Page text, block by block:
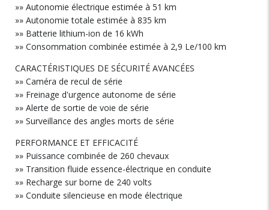
»» Autonomie électrique estimée à 51 km
»» Autonomie totale estimée à 835 km
»» Batterie lithium-ion de 16 kWh
»» Consommation combinée estimée à 2,9 Le/100 km
CARACTÉRISTIQUES DE SÉCURITÉ AVANCÉES
»» Caméra de recul de série
»» Freinage d'urgence autonome de série
»» Alerte de sortie de voie de série
»» Surveillance des angles morts de série
PERFORMANCE ET EFFICACITÉ
»» Puissance combinée de 260 chevaux
»» Transition fluide essence-électrique en conduite
»» Recharge sur borne de 240 volts
»» Conduite silencieuse en mode électrique